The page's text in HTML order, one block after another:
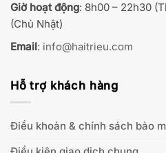
Giờ hoạt động: 8h00 – 22h30
(Chủ Nhật)
Email: info@haitrieu.com
Hỗ trợ khách hàng
Điều khoản & chính sách bảo